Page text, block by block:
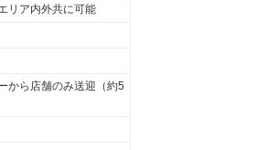
ア内外共に可能
から店舗のみ送迎（約5